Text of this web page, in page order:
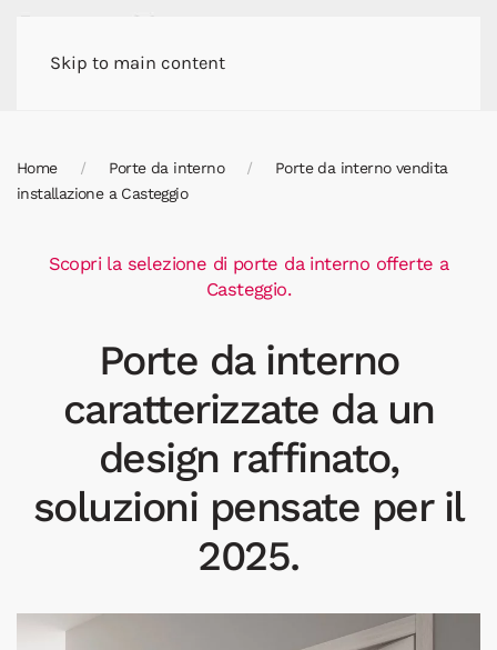
Skip to main content
Home Porte da interno
Porte da interno vendita
installazione a Casteggio
Scopri la selezione di porte da interno offerte a
Casteggio.
Porte da interno
caratterizzate da un
design raffinato,
soluzioni pensate per il
2025.